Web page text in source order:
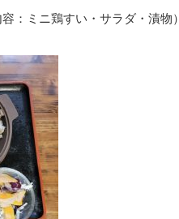
：ミニ鶏すい・サラダ・漬物）